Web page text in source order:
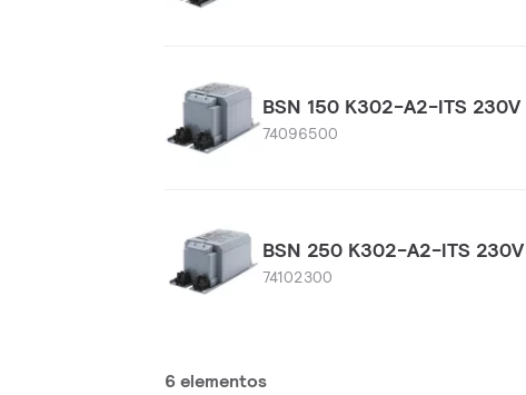
BSN 150 K302-A2-ITS
74096500
BSN 250 K302-A2-ITS
74102300
6 elementos